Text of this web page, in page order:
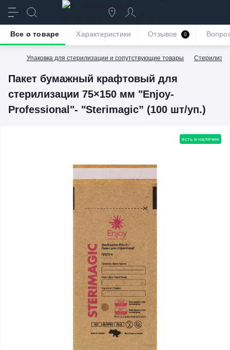
безупречное
обслуживание
Упаковка для стерилизации и сопутствующие товары
Пакет бумажный крафтовый для
стерилизации 75×150 мм "Enjoy-
Professional"- "Sterimagic” (100 шт/уп.)
Все о товаре Характеристики Отзывов 0
есть в наличии